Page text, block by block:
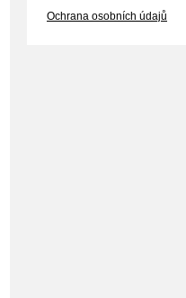
Ochrana osobních údajů